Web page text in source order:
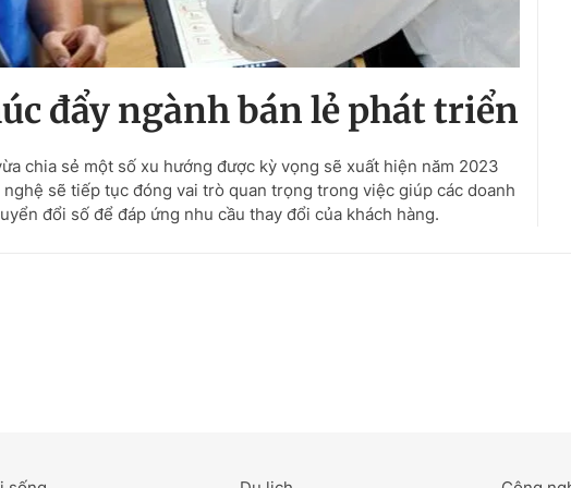
đẩy ngành bán lẻ phát triển
chia sẻ một số xu hướng được kỳ vọng sẽ xuất hiện năm 2023
sẽ tiếp tục đóng vai trò quan trọng trong việc giúp các doanh
đổi số để đáp ứng nhu cầu thay đổi của khách hàng.